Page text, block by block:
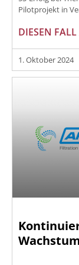
Pilotprojekt in
DIESEN
1. Oktober 2024